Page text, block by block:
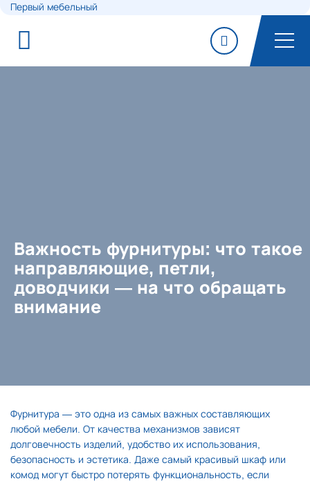
Первый мебельный
Важность фурнитуры: что такое
направляющие, петли,
доводчики — на что обращать
внимание
Фурнитура — это одна из самых важных составляющих
любой мебели. От качества механизмов зависят
долговечность изделий, удобство их использования,
безопасность и эстетика. Даже самый красивый шкаф или
комод могут быстро потерять функциональность, если